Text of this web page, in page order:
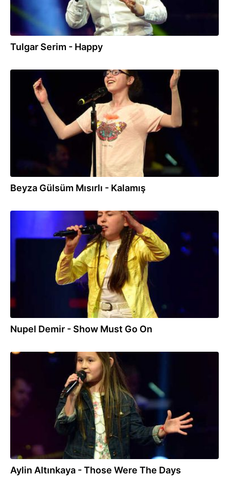
Tulgar Serim - Happy
10.08.2018
Beyza Gülsüm Mısırlı - Kalamış
10.08.2018
Nupel Demir - Show Must Go On
10.08.2018
Aylin Altınkaya - Those Were The Days